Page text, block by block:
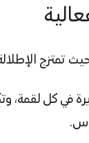
في كل لقمة،